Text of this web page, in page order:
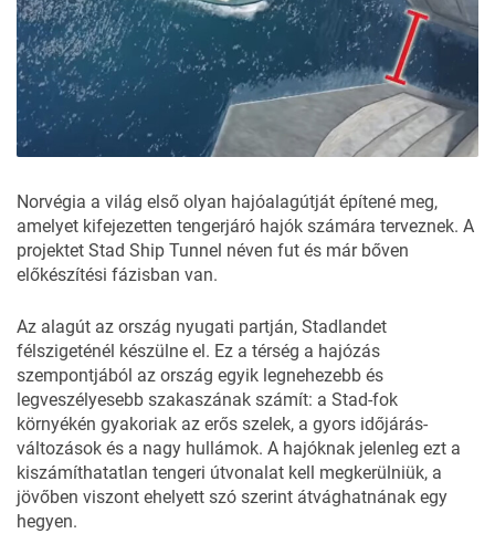
Norvégia a világ első olyan hajóalagútját építené meg,
amelyet kifejezetten tengerjáró hajók számára terveznek. A
projektet Stad Ship Tunnel néven fut és már bőven
előkészítési fázisban van.
Az alagút az ország nyugati partján, Stadlandet
félszigeténél készülne el. Ez a térség a hajózás
szempontjából az ország egyik legnehezebb és
legveszélyesebb szakaszának számít: a Stad-fok
környékén gyakoriak az erős szelek, a gyors időjárás-
változások és a nagy hullámok. A hajóknak jelenleg ezt a
kiszámíthatatlan tengeri útvonalat kell megkerülniük, a
jövőben viszont ehelyett szó szerint átvághatnának egy
hegyen.